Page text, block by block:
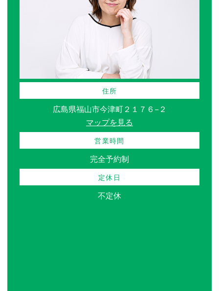
住所
広島県福山市今津町２１７６−２
マップを見る
営業時間
完全予約制
定休日
不定休